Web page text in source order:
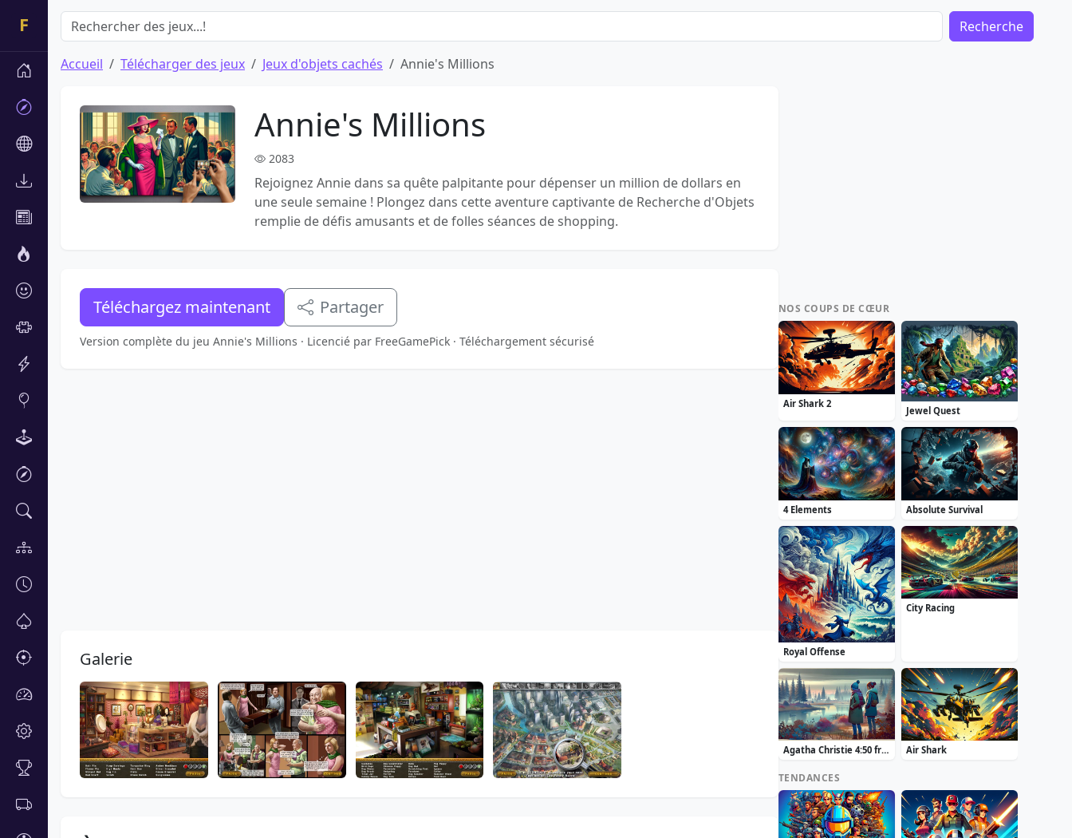
Recherche
Accueil Télécharger des jeux Jeux d'objets cachés Annie's Millions
Annie's Millions
2083
Rejoignez Annie dans sa quête palpitante pour dépenser un million de dollars en
une seule semaine ! Plongez dans cette aventure captivante de Recherche d'Objets
remplie de défis amusants et de folles séances de shopping.
Téléchargez maintenant Partager
Version complète du jeu Annie's Millions · Licencié par FreeGamePick · Téléchargement sécurisé
Galerie
NOS COUPS DE CŒUR
Air Shark 2
Jewel Quest
4 Elements Absolute Survival
Royal Offense
City Racing
Agatha Christie 4:50 from Paddington Air Shark
TENDANCES